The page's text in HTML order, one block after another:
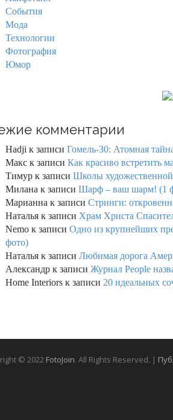
События
Мода
Технологии
Фотография
Юмор
комментарии
Hadji к записи Гомель-30: Атомная
Макс к записи Как красиво встретить
Тимур к записи Школы
Милана к записи Шарф – ваш шарм! (1
Марианна к записи Стринги:
Наталья к записи Храм Христа
Nemo к записи Одно из крупнейших
фото)
Наталья к записи Любимая дорога
Александр к записи Журнал People
Home Interiors к записи 20 идеальных
© 2022 FotoJoin. All Rights Reserved. |